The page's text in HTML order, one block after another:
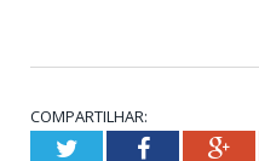
COMPARTILHAR:
TwitterFacebook